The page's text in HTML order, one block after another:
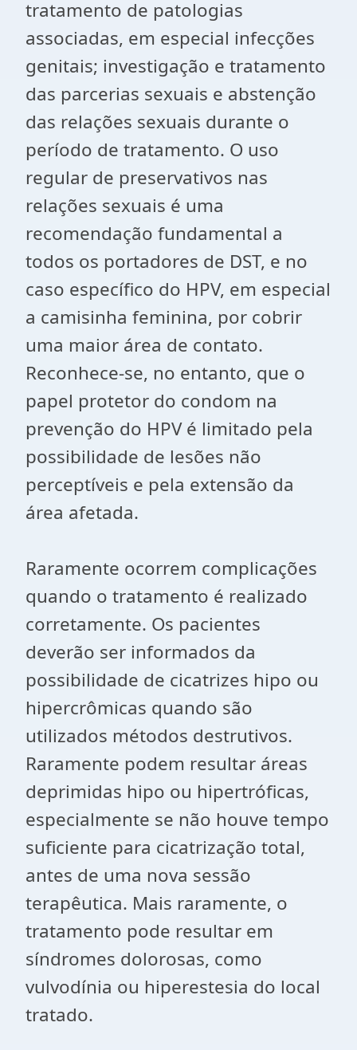
tratamento de patologias
associadas, em especial infecções
genitais; investigação e tratamento
das parcerias sexuais e abstenção
das relações sexuais durante o
período de tratamento. O uso
regular de preservativos nas
relações sexuais é uma
recomendação fundamental a
todos os portadores de DST, e no
caso específico do HPV, em especial
a camisinha feminina, por cobrir
uma maior área de contato.
Reconhece-se, no entanto, que o
papel protetor do condom na
prevenção do HPV é limitado pela
possibilidade de lesões não
perceptíveis e pela extensão da
área afetada.
Raramente ocorrem complicações
quando o tratamento é realizado
corretamente. Os pacientes
deverão ser informados da
possibilidade de cicatrizes hipo ou
hipercrômicas quando são
utilizados métodos destrutivos.
Raramente podem resultar áreas
deprimidas hipo ou hipertróficas,
especialmente se não houve tempo
suficiente para cicatrização total,
antes de uma nova sessão
terapêutica. Mais raramente, o
tratamento pode resultar em
síndromes dolorosas, como
vulvodínia ou hiperestesia do local
tratado.